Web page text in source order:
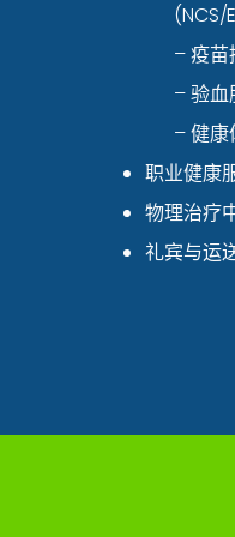
(NCS/
– 疫苗
– 验血
– 健康
职业健康
物理治疗
礼宾与运